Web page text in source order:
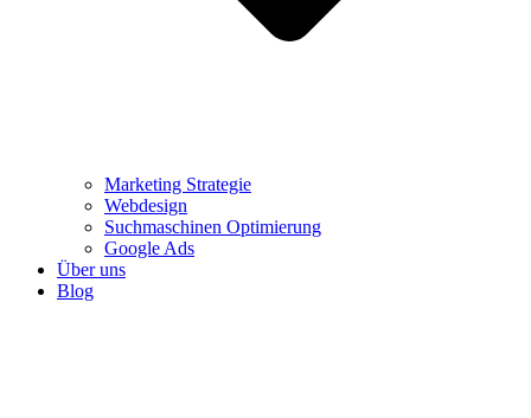
Marketing Strategie
Webdesign
Suchmaschinen Optimierung
Google Ads
Über uns
Blog